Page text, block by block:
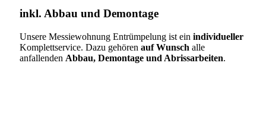
inkl. Abbau und Demontage​
Unsere Messiewohnung Entrümpelung ist ein individueller
Komplettservice. Dazu gehören auf Wunsch alle
anfallenden Abbau, Demontage und Abrissarbeiten.